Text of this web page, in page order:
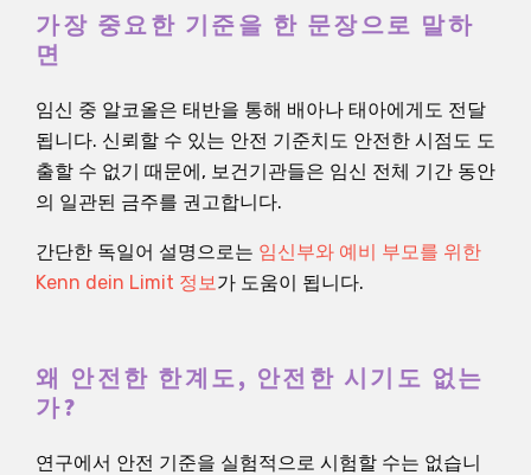
가장 중요한 기준을 한 문장으로 말하
면
임신 중 알코올은 태반을 통해 배아나 태아에게도 전달
됩니다. 신뢰할 수 있는 안전 기준치도 안전한 시점도 도
출할 수 없기 때문에, 보건기관들은 임신 전체 기간 동안
의 일관된 금주를 권고합니다.
간단한 독일어 설명으로는 임신부와 예비 부모를 위한
Kenn dein Limit 정보 가 도움이 됩니다.
왜 안전한 한계도, 안전한 시기도 없는
가?
연구에서 안전 기준을 실험적으로 시험할 수는 없습니